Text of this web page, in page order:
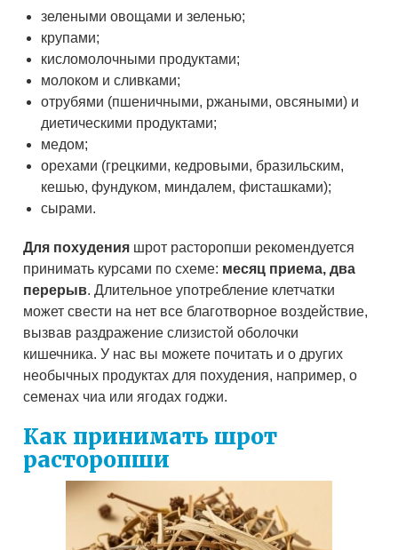
зелеными овощами и зеленью;
крупами;
кисломолочными продуктами;
молоком и сливками;
отрубями (пшеничными, ржаными, овсяными) и
диетическими продуктами;
медом;
орехами (грецкими, кедровыми, бразильским,
кешью, фундуком, миндалем, фисташками);
сырами.
Для похудения шрот расторопши рекомендуется
принимать курсами по схеме: месяц приема, два
перерыв. Длительное употребление клетчатки
может свести на нет все благотворное воздействие,
вызвав раздражение слизистой оболочки
кишечника. У нас вы можете почитать и о других
необычных продуктах для похудения, например, о
семенах чиа или ягодах годжи.
Как принимать шрот
расторопши